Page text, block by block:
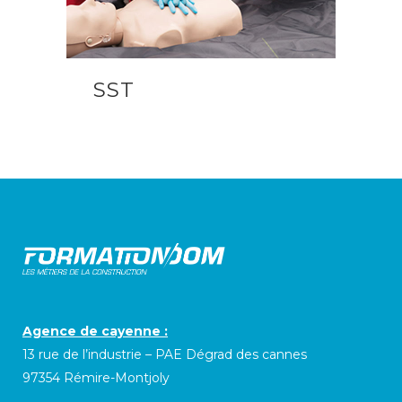
SST
Agence de cayenne :
13 rue de l’industrie – PAE Dégrad des cannes
97354 Rémire-Montjoly